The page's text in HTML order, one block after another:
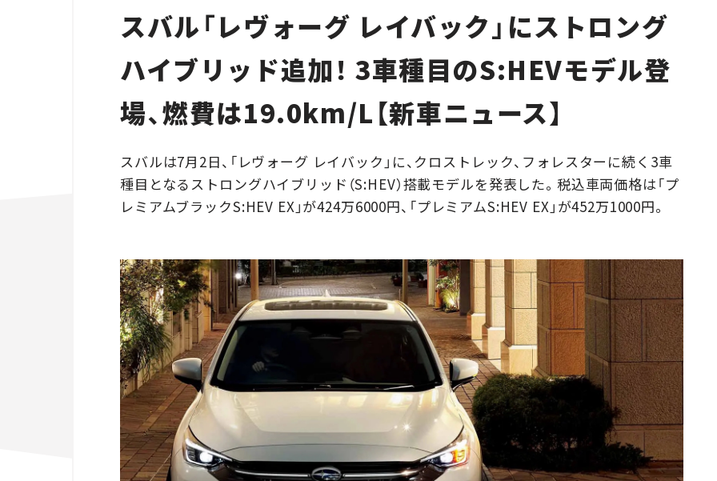
スバル「レヴォーグ レイバック」にストロング
ハイブリッド追加！ 3車種目のS:HEVモデル登
場、燃費は19.0km/L【新車ニュース】
スバルは7月2日、「レヴォーグ レイバック」に、クロストレック、フォレスターに続く3車
種目となるストロングハイブリッド（S:HEV）搭載モデルを発表した。税込車両価格は「プ
レミアムブラックS:HEV EX」が424万6000円、「プレミアムS:HEV EX」が452万1000円。
Traffic
Special